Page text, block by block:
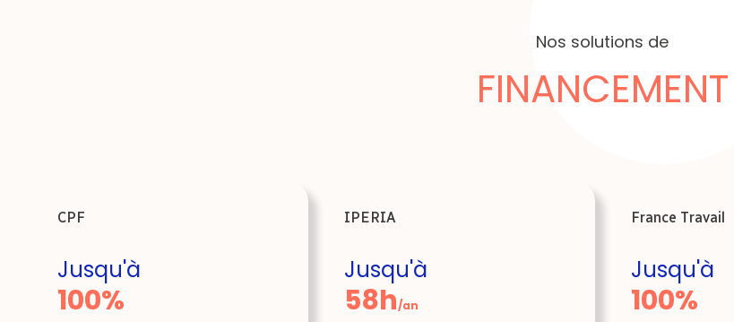
Nos solutions de
FINANCEMENT
CPF
Jusqu'à
100%
IPERIA
Jusqu'à
58h/an
France Travail
Jusqu'à
100%